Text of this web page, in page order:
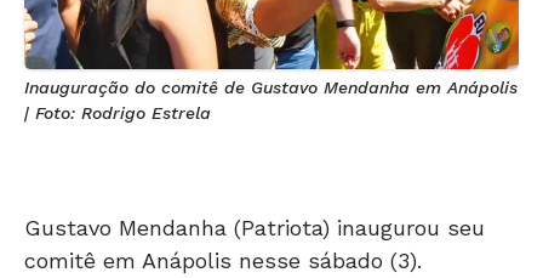
Inauguração do comitê de Gustavo Mendanha em Anápolis
| Foto: Rodrigo Estrela
Gustavo Mendanha (Patriota) inaugurou seu
comitê em Anápolis nesse sábado (3).